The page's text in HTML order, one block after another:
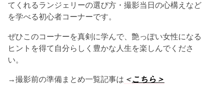
てくれるランジェリーの選び方・撮影当日の心構えなど
を学べる初心者コーナーです。
ぜひこのコーナーを真剣に学んで、艶っぽい女性になる
ヒントを得て自分らしく豊かな人生を楽しんでくださ
い。
→撮影前の準備まとめ一覧記事は ＜こちら＞